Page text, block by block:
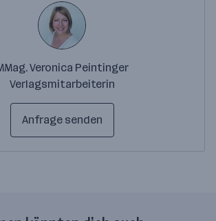
Veronica Peintinger
Verlagsmitarbeiterin
Anfrage senden